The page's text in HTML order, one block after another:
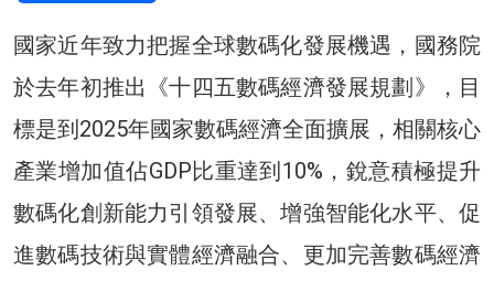
國家近年致力把握全球數碼化發展機遇，國務院
於去年初推出《十四五數碼經濟發展規劃》，目
標是到2025年國家數碼經濟全面擴展，相關核心
產業增加值佔GDP比重達到10%，銳意積極提升
數碼化創新能力引領發展、增強智能化水平、促
進數碼技術與實體經濟融合、更加完善數碼經濟